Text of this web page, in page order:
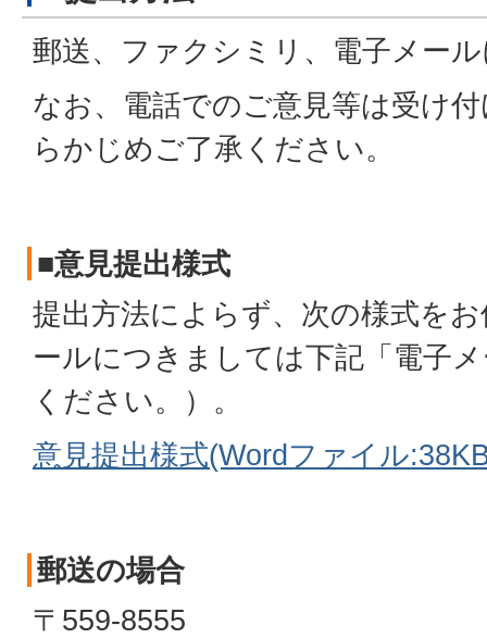
郵送、ファクシミリ、電子メー
なお、電話でのご意見等は受け
らかじめご了承ください。
■意見提出様式
提出方法によらず、次の様式を
ールにつきましては下記「電子
ください。）。
意見提出様式(Wordファイル
郵送の場合
〒559-8555